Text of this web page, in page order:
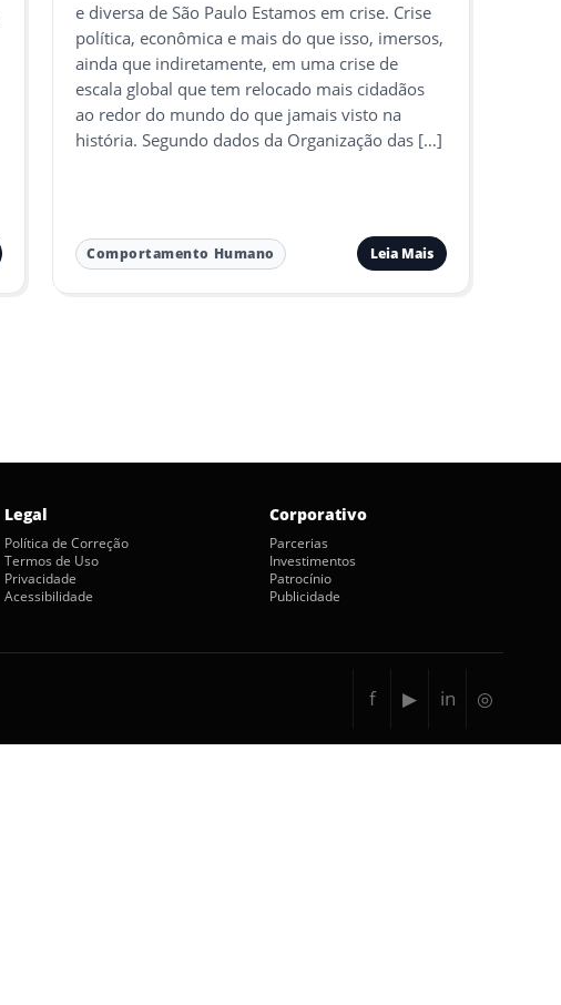
e diversa de São Paulo Estamos em crise. Crise
política, econômica e mais do que isso, imersos,
ainda que indiretamente, em uma crise de
escala global que tem relocado mais cidadãos
ao redor do mundo do que jamais visto na
história. Segundo dados da Organização das […]
Comportamento Humano Leia Mais
Legal
Política de Correção
Termos de Uso
Privacidade
Acessibilidade
Corporativo
Parcerias
Investimentos
Patrocínio
Publicidade
f ▶ in ◎